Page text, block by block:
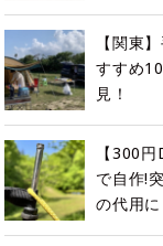
【関東
すすめ
見！
【300
で自作!
の代用に